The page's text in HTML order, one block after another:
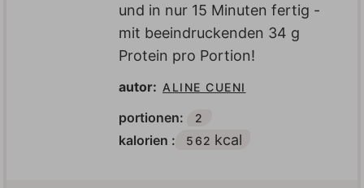
und in nur 15 Minuten fertig -
mit beeindruckenden 34 g
Protein pro Portion!
autor: ALINE CUENI
portionen: 2
kalorien : 562 kcal